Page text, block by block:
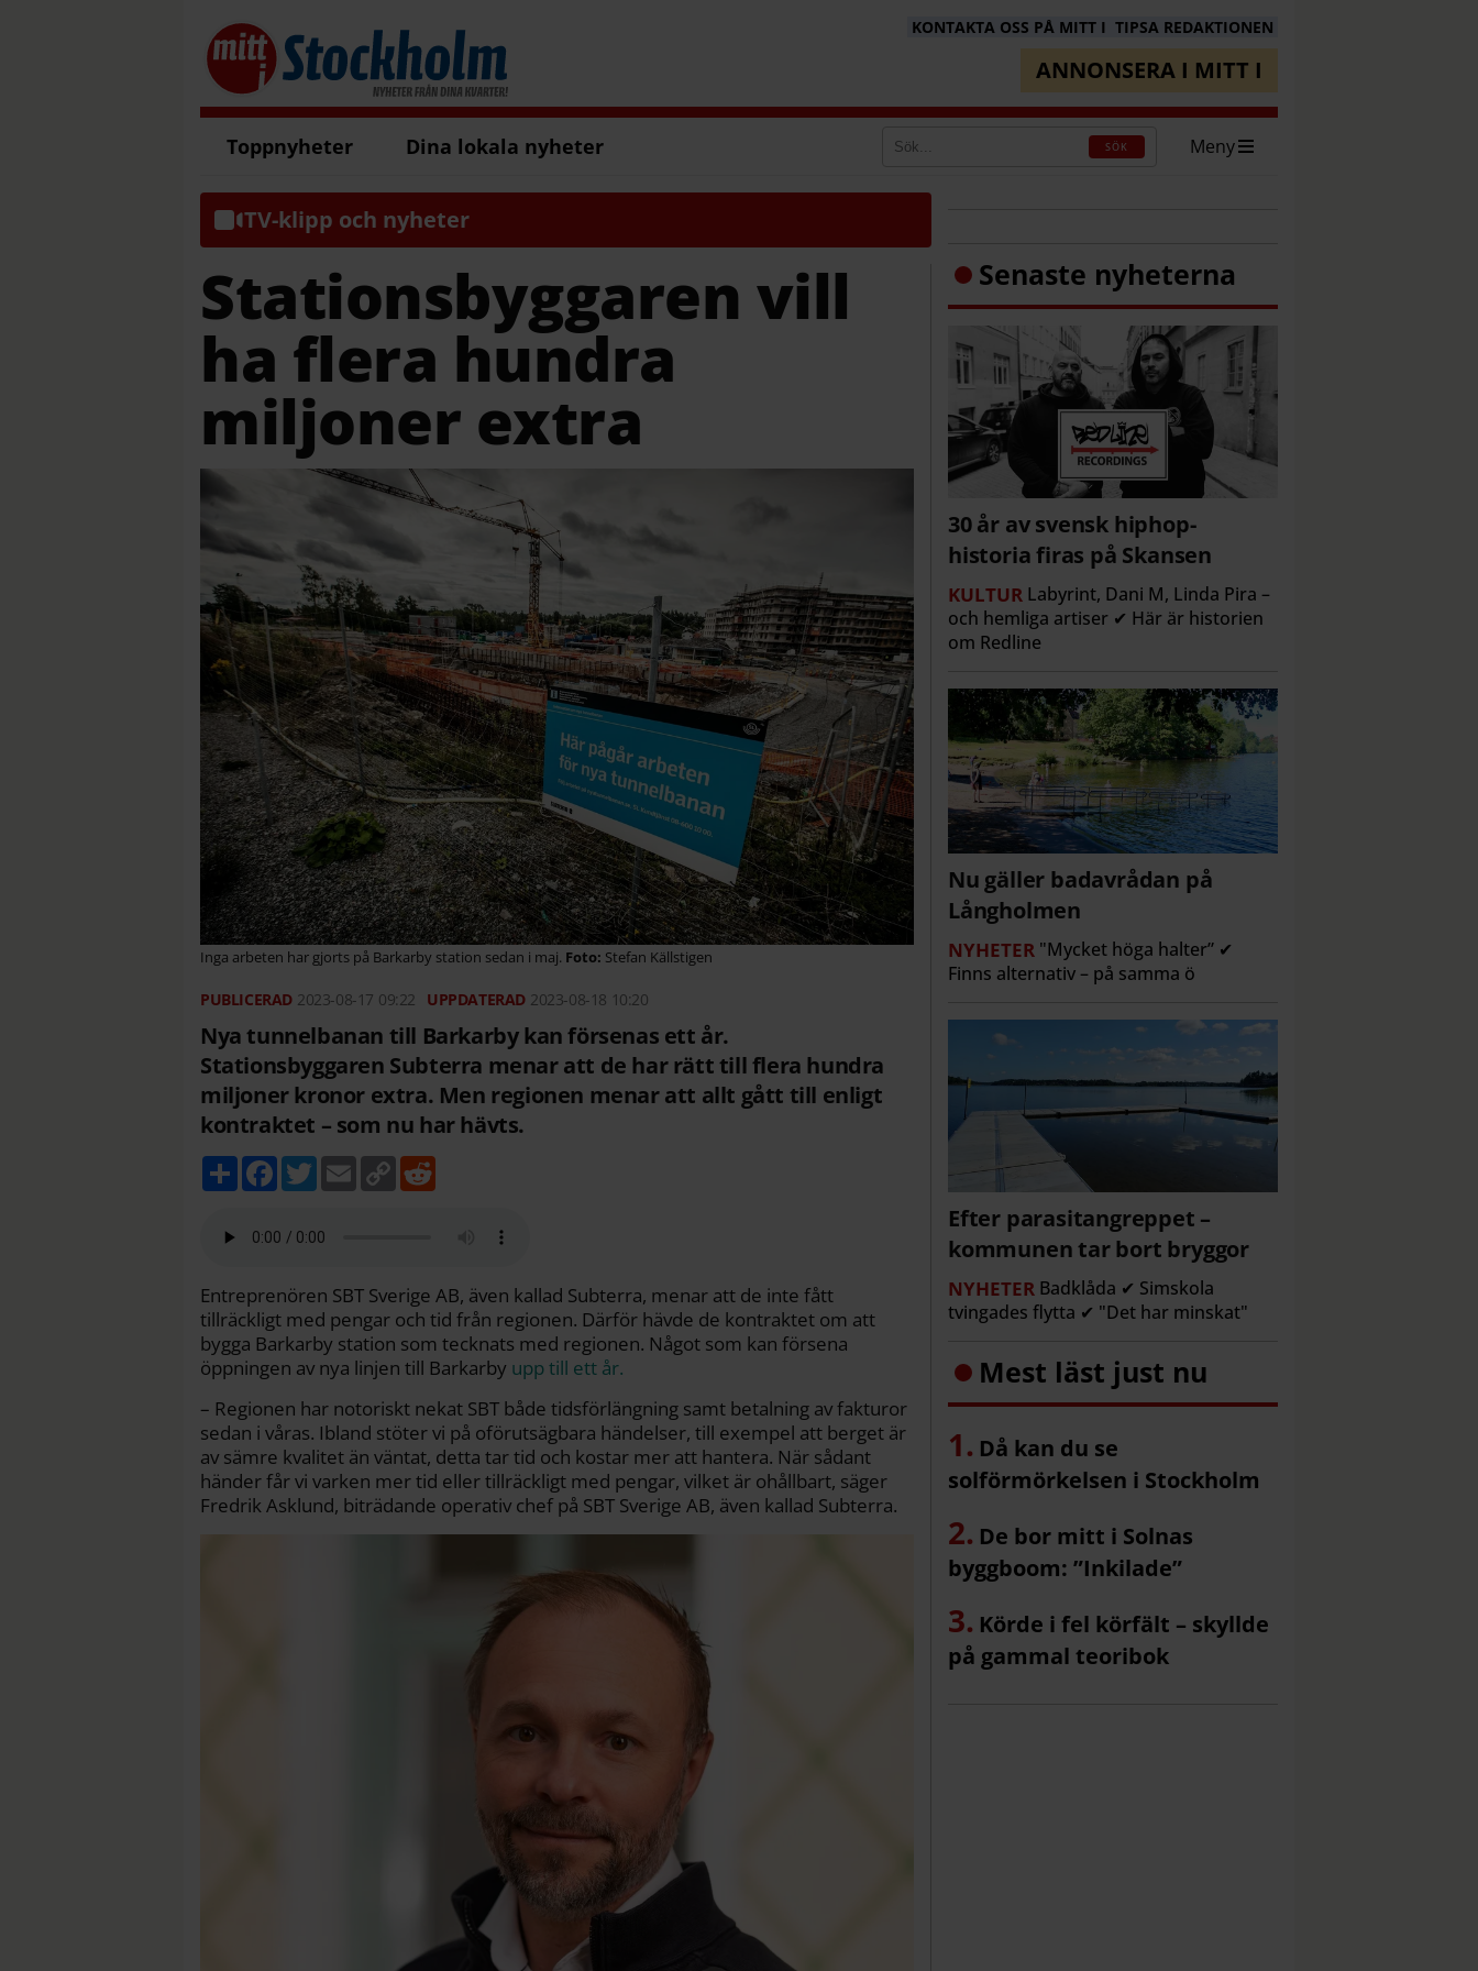
KONTAKTA OSS PÅ MITT I TIPSA REDAKTIONEN
ANNONSERA I MITT I
Toppnyheter Dina lokala nyheter SÖK Meny
TV-klipp och nyheter
Stationsbyggaren vill
ha flera hundra
miljoner extra
Inga arbeten har gjorts på Barkarby station sedan i maj. Stefan Källstigen
2023-08-17 09:22 2023-08-18 10:20
Nya tunnelbanan till Barkarby kan försenas ett år.
Stationsbyggaren Subterra menar att de har rätt till flera hundra
miljoner kronor extra. Men regionen menar att allt gått till enligt
kontraktet – som nu har hävts.
D
e
F
b
k
T
w
t
E
m
C
o
k
Entreprenören SBT Sverige AB, även kallad Subterra, menar att de inte fått
tillräckligt med pengar och tid från regionen. Därför hävde de kontraktet om att
bygga Barkarby station som tecknats med regionen. Något som kan försena
öppningen av nya linjen till Barkarby upp till ett år.
– Regionen har notoriskt nekat SBT både tidsförlängning samt betalning av fakturor
sedan i våras. Ibland stöter vi på oförutsägbara händelser, till exempel att berget är
av sämre kvalitet än väntat, detta tar tid och kostar mer att hantera. När sådant
händer får vi varken mer tid eller tillräckligt med pengar, vilket är ohållbart, säger
Fredrik Asklund, biträdande operativ chef på SBT Sverige AB, även kallad Subterra.
Senaste nyheterna
30 år av svensk hiphop-
historia firas på Skansen
KULTUR Labyrint, Dani M, Linda Pira –
och hemliga artiser ✔ Här är historien
om Redline
Nu gäller badavrådan på
Långholmen
NYHETER "Mycket höga halter” ✔
Finns alternativ – på samma ö
Efter parasitangreppet –
kommunen tar bort bryggor
NYHETER Badklåda ✔ Simskola
tvingades flytta ✔ "Det har minskat"
Mest läst just nu
Då kan du se
solförmörkelsen i Stockholm
De bor mitt i Solnas
byggboom: ”Inkilade”
Körde i fel körfält – skyllde
på gammal teoribok